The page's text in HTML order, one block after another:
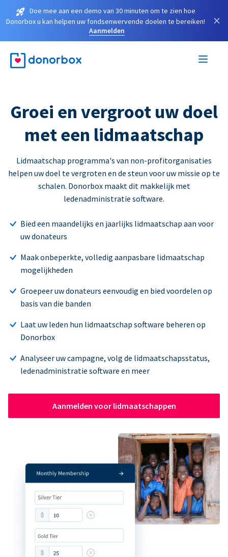
Doe mee aan een demo van 30 minuten om te zien hoe
Donorbox u kan helpen uw fondsenwervende doelen te bereiken!
Aanmelden
×
Groei en vergroot uw doel
met een lidmaatschap
Lidmaatschap programma's van non-profitorganisaties
helpen uw doel te vergroten en de steun voor uw missie op te
schalen. Donorbox maakt dit makkelijk met
ledenadministratie software.
Bied een maandelijks en jaarlijks lidmaatschap aan voor
uw donateurs
Maak onbeperkte, volledig aanpasbare lidmaatschap
mogelijkheden
Groepeer uw donateurs eenvoudig en bied voordelen op
basis van die banden
Laat uw leden hun lidmaatschap software beheren op
Donorbox
Analyseer uw campagne, volg de lidmaatschapsstatus,
ledenadministratie software en meer
Aanmelden voor lidmaatschappen